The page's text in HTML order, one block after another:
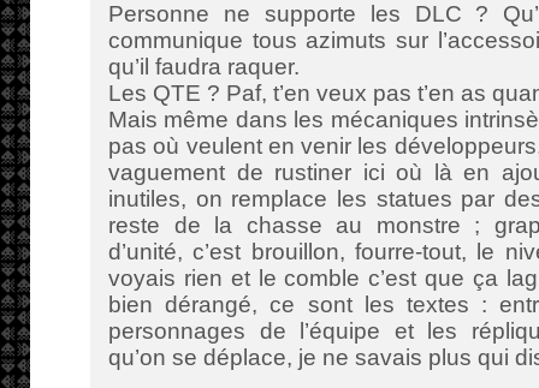
Personne ne supporte les DLC ?
communique tous azimuts sur
qu’il faudra raquer.
Les QTE ? Paf, t’en veux pas t’en as
Mais même dans les mécaniques
pas où veulent en venir les
vaguement de rustiner ici où là en
inutiles, on remplace les statues par
reste de la chasse au monstre ;
d’unité, c’est brouillon, fourre-tout, le
voyais rien et le comble c’est que ça
bien dérangé, ce sont les textes :
personnages de l’équipe et les
qu’on se déplace, je ne savais plus qui